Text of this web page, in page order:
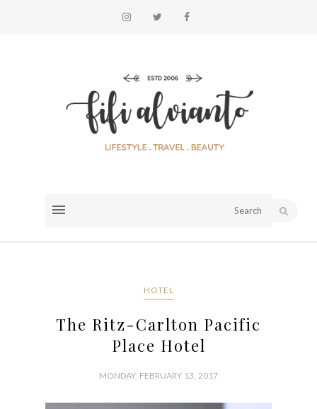
HOTEL
The Ritz-Carlton Pacific
Place Hotel
MONDAY, FEBRUARY 13, 2017